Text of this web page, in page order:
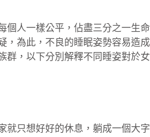
個人一樣公平，佔盡三分之一生命
，為此，不良的睡眠姿勢容易造成
群，以下分別解釋不同睡姿對於女
就只想好好的休息，躺成一個大字